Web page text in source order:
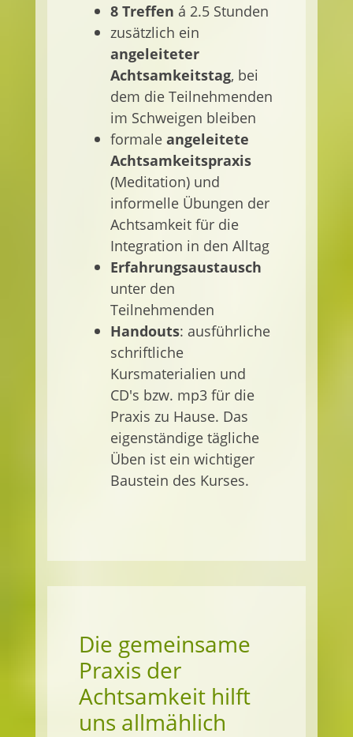
8 Treffen á 2.5 Stunden
zusätzlich ein
angeleiteter
Achtsamkeitstag, bei
dem die Teilnehmenden
im Schweigen bleiben
formale angeleitete
Achtsamkeitspraxis
(Meditation) und
informelle Übungen der
Achtsamkeit für die
Integration in den Alltag
Erfahrungsaustausch
unter den
Teilnehmenden
Handouts: ausführliche
schriftliche
Kursmaterialien und
CD's bzw. mp3 für die
Praxis zu Hause. Das
eigenständige tägliche
Üben ist ein wichtiger
Baustein des Kurses.
Die gemeinsame
Praxis der
Achtsamkeit hilft
uns allmählich